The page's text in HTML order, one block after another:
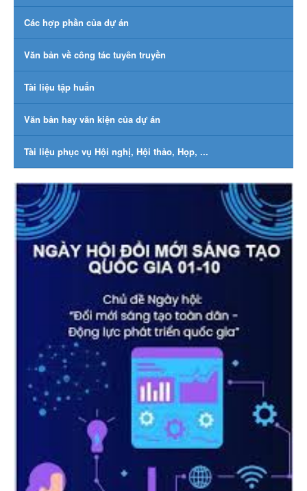
Các hợp phần của dự án
Văn bản về công tác tuyên truyền
Tài liệu tập huấn
Văn bản hay văn kiện của dự án
Tài liệu phục vụ Hội nghị, Hội thảo, Họp, ...